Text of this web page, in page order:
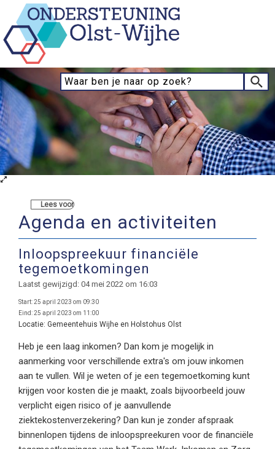
Lees voor
Agenda en activiteiten
Inloopspreekuur financiële
tegemoetkomingen
Laatst gewijzigd: 04 mei 2022 om 16:03
Start:25 april 2023 om 09:30
Eind:25 april 2023 om 11:00
Locatie: Gemeentehuis Wijhe en Holstohus Olst
Heb je een laag inkomen? Dan kom je mogelijk in
aanmerking voor verschillende extra's om jouw inkomen
aan te vullen. Wil je weten of je een tegemoetkoming kunt
krijgen voor kosten die je maakt, zoals bijvoorbeeld jouw
verplicht eigen risico of je aanvullende
ziektekostenverzekering? Dan kun je zonder afspraak
binnenlopen tijdens de inloopspreekuren voor de financiële